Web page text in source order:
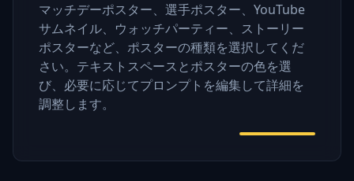
マッチデーポスター、選手ポスター、YouTube
サムネイル、ウォッチパーティー、ストーリー
ポスターなど、ポスターの種類を選択してくだ
さい。テキストスペースとポスターの色を選
び、必要に応じてプロンプトを編集して詳細を
調整します。